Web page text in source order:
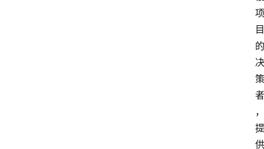
项
目
的
决
策
者
，
提
供